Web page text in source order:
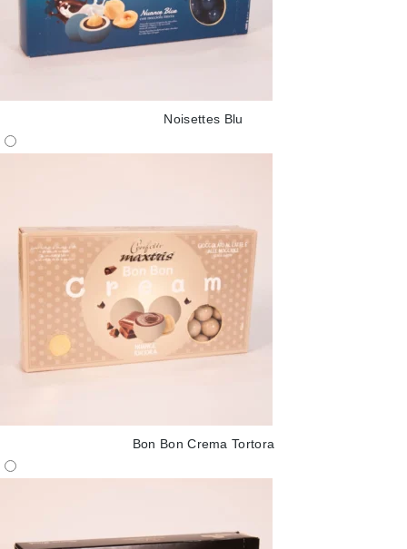
Noisettes Blu
Bon Bon Crema Tortora